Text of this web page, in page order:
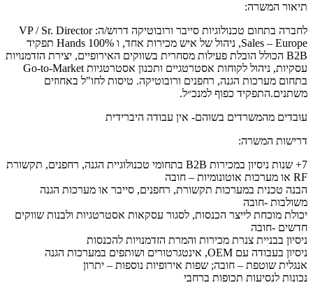
תיאור המשרה:
לחברה בתחום טכנולוגיות סייבר ורובוטיקה דרוש/ה: VP / Sr. Director
Sales – Europe, ניהול של איש מכירות אחד, ו 100% Hands תפקיד
B2B הכולל הובלת פעילות מסחרית בשווקים האירופיים, יצירת הזדמנויות
עסקיות, ניהול לקוחות אסטרטגיים ותכנון אסטרטגיות Go-to-Market
בתחום מערכות הגנה, רחפנים ורובוטיקה. טיסות לחו"ל באחוזים
משתנים.התפקיד כפוף למנכ״ל.
עובדים מהמשרדים בשוהם- אין עבודה היברידית
דרישות המשרה:
7+ שנות ניסיון במכירות B2B בתחומי טכנולוגיית הגנה, רחפנים, תקשורת
RF או מערכות אוטונומיות – חובה
הבנה טכנית במערכות תקשורת, רחפנים, סייבר או מערכות הגנה
משולבות -חובה
יכולת מוכחת לייצר הכנסות, לסגור עסקאות אסטרטגיות ולבנות שווקים
חדשים -חובה
ניסיון בבניית צנרת מכירות והמרת הזדמנויות להכנסות
ניסיון בעבודה עם OEM, אינטגרטורים ושותפים במערכות הגנה
אנגלית שוטפת – חובה; שפות אירופיות נוספות – יתרון
נכונות לנסיעות תכופות ברחבי